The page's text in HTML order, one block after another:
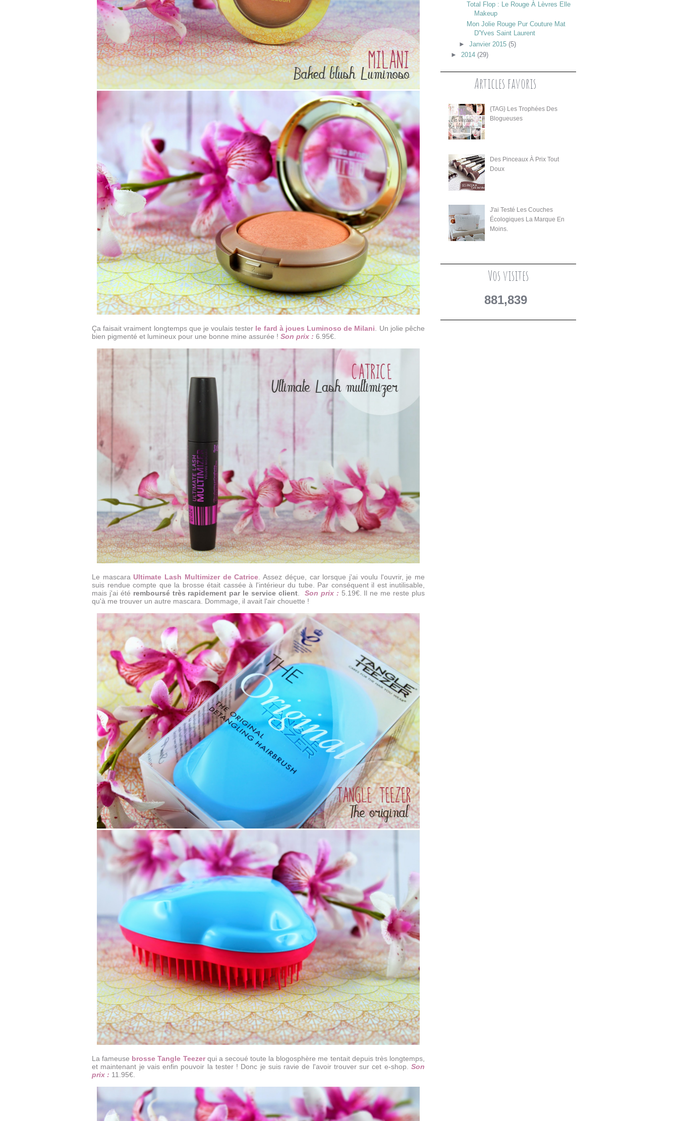
Ça faisait vraiment longtemps que je voulais tester le fard à joues Luminoso de Milani . Un jolie pêche
bien pigmenté et lumineux pour une bonne mine assurée ! Son prix : 6.95€.
Le mascara Ultimate Lash Multimizer de Catrice. Assez déçue, car lorsque j'ai voulu l'ouvrir, je me
suis rendue compte que la brosse était cassée à l'intérieur du tube. Par conséquent il est inutilisable,
mais j'ai été remboursé très rapidement par le service client. Son prix : 5.19€. Il ne me reste plus
qu'à me trouver un autre mascara. Dommage, il avait l'air chouette !
La fameuse brosse Tangle Teezerqui a secoué toute la blogosphère me tentait depuis très longtemps,
et maintenant je vais enfin pouvoir la tester ! Donc je suis ravie de l'avoir trouver sur cet e-shop. Son
prix : 11.95€.
Total Flop : Le Rouge À Lèvres Elle
Makeup
Mon Jolie Rouge Pur Couture Mat
D'Yves Saint Laurent
► Janvier 2015 (5)
► 2014 (29)
Articles favoris
{TAG} Les Trophées Des
Blogueuses
Des Pinceaux À Prix Tout
Doux
J'ai Testé Les Couches
Écologiques La Marque En
Moins.
Vos visites
881,839